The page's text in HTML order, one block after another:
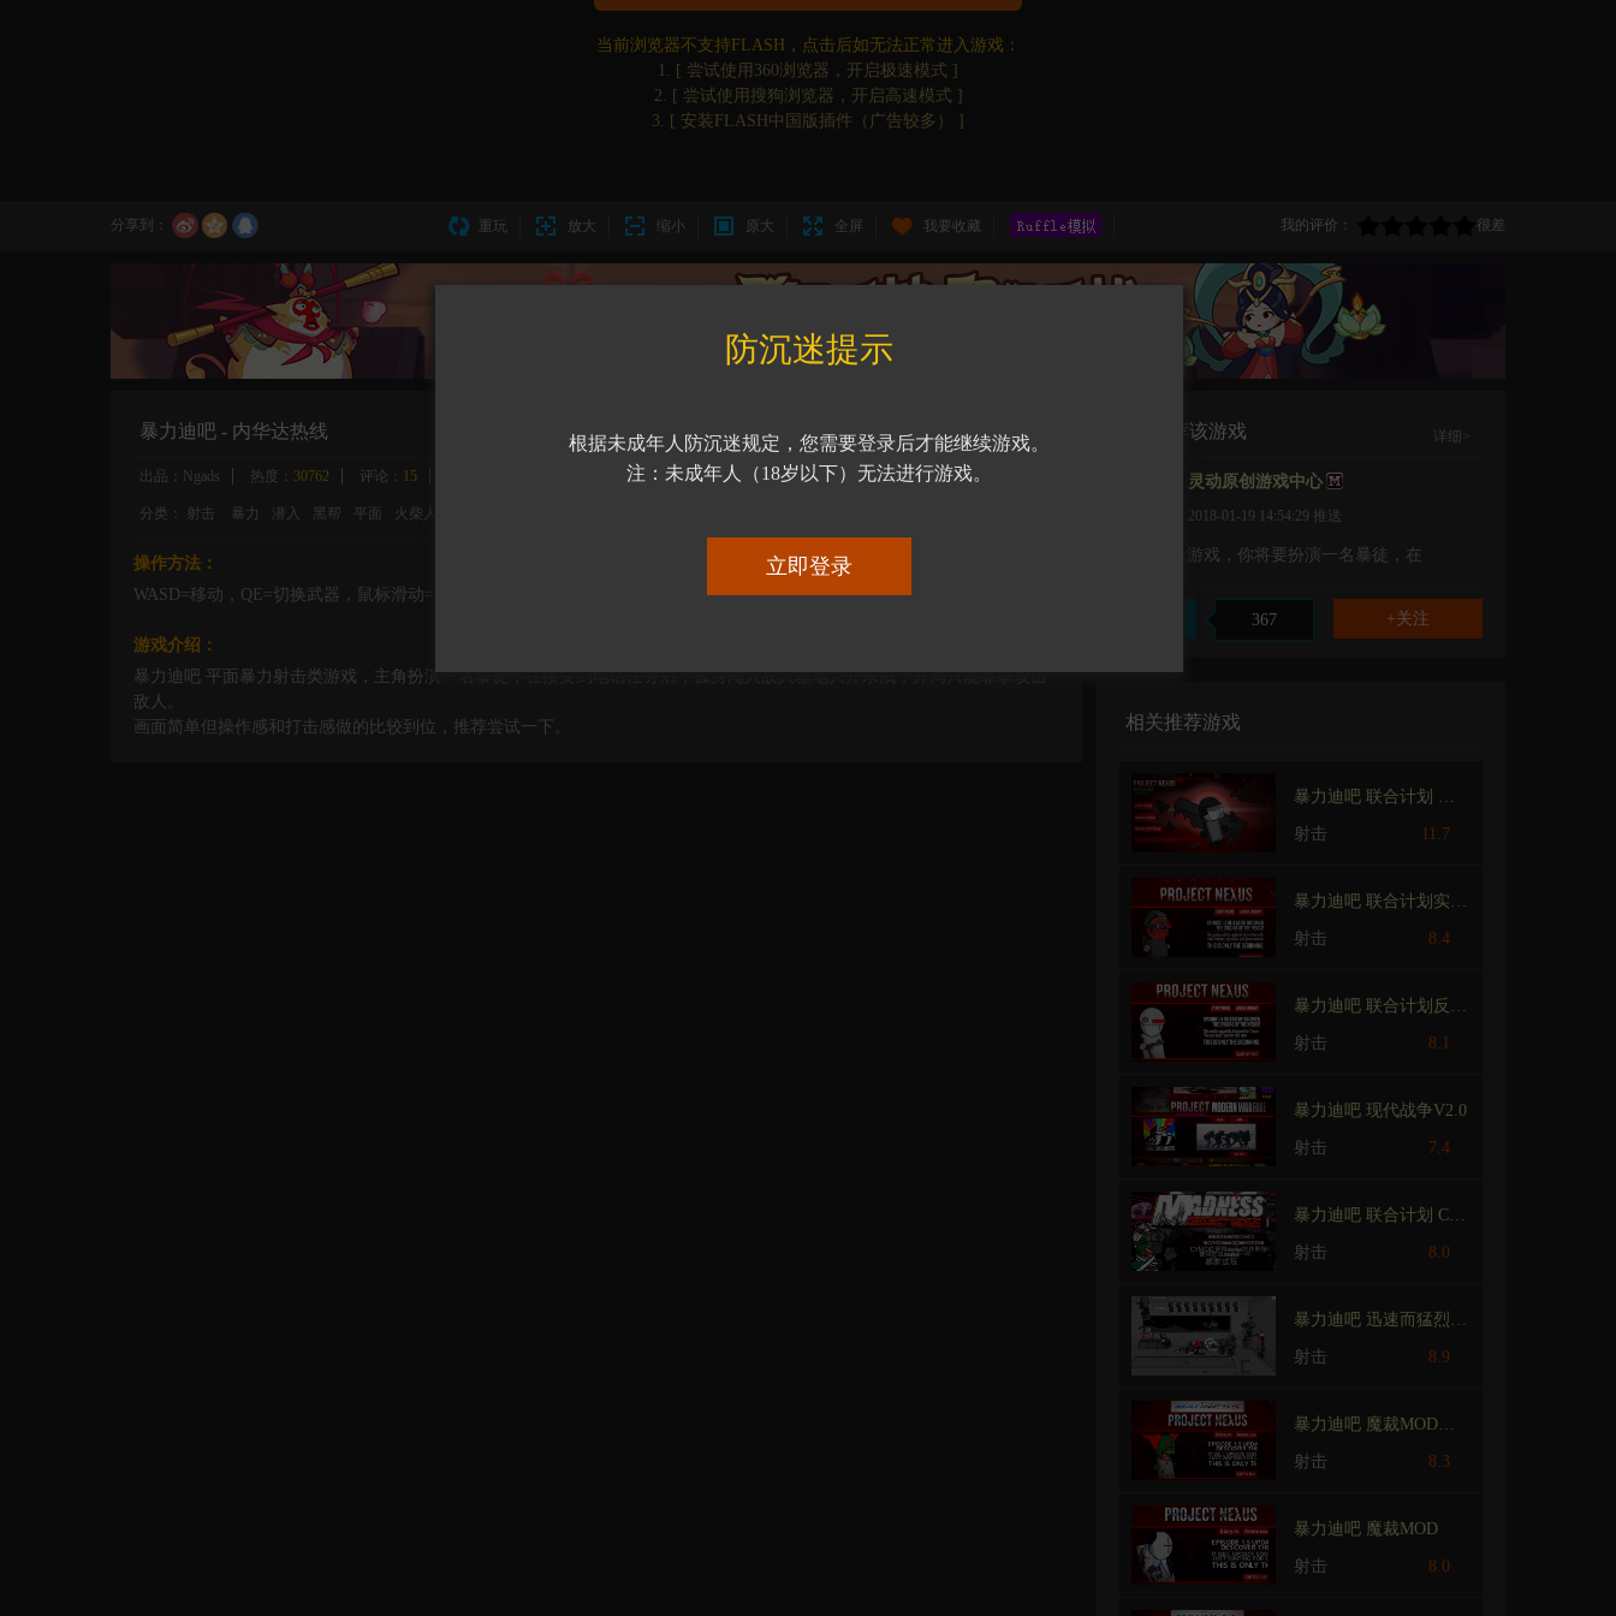
当前浏览器不支持FLASH，点击后如无法正常进入游戏：
1. [ 尝试使用360浏览器，开启极速模式 ]
2. [ 尝试使用搜狗浏览器，开启高速模式 ]
3. [ 安装FLASH中国版插件（广告较多） ]
分享到： 我的评价： 很差
重玩 放大 缩小 原大 全屏 我要收藏
防沉迷提示
根据未成年人防沉迷规定，您需要登录后才能继续游戏。
注：未成年人（18岁以下）无法进行游戏。
立即登录
暴力迪吧 - 内华达热线
出品：Ngads 热度： 30762 评论： 15 更新：2017-10-01 14:46:55
分类： 射击 暴力 潜入 黑帮 平面 火柴人
操作方法：
WASD=移动，QE=切换武器，鼠标滑动=瞄准，鼠标左键=攻击
游戏介绍：
暴力迪吧 平面暴力射击类游戏，主角扮演一名暴徒，在接受到电话任务后，孤身闯入敌人基地大开杀戒，开局只能靠拳攻击
敌人。
画面简单但操作感和打击感做的比较到位，推荐尝试一下。
TA推荐该游戏 详细>
灵动原创游戏中心
2018-01-19 14:54:29 推送
暴力射击游戏，你将要扮演一名暴徒，在
367
相关推荐游戏
暴力迪吧 联合计划 MPNC C.C.C.模组
射击 11.7
暴力迪吧 联合计划实验体Mod
射击 8.4
暴力迪吧 联合计划反钩战争
射击 8.1
暴力迪吧 现代战争V2.0
射击 7.4
暴力迪吧 联合计划 CV MOD 经典重制版
射击 8.0
暴力迪吧 迅速而猛烈模组爽版
射击 8.9
暴力迪吧 魔裁MOD外传
射击 8.3
暴力迪吧 魔裁MOD
射击 8.0